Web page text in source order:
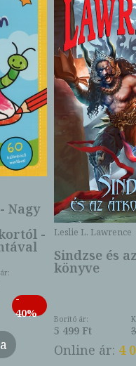
Nagy
-
-
40%
Leslie L. Lawrence
Sindzse és
könyve
Borító ár:
5 499 Ft
Online ár: 4